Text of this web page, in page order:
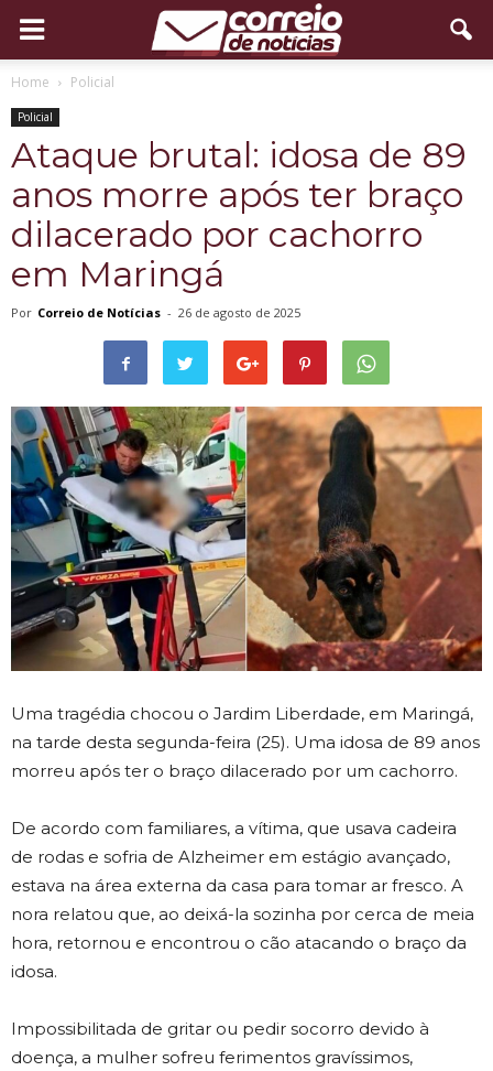
Home Policial
Policial
Ataque brutal: idosa de 89
anos morre após ter braço
dilacerado por cachorro
em Maringá
Por Correio de Notícias - 26 de agosto de 2025
Uma tragédia chocou o Jardim Liberdade, em Maringá,
na tarde desta segunda-feira (25). Uma idosa de 89 anos
morreu após ter o braço dilacerado por um cachorro.
De acordo com familiares, a vítima, que usava cadeira
de rodas e sofria de Alzheimer em estágio avançado,
estava na área externa da casa para tomar ar fresco. A
nora relatou que, ao deixá-la sozinha por cerca de meia
hora, retornou e encontrou o cão atacando o braço da
idosa.
Impossibilitada de gritar ou pedir socorro devido à
doença, a mulher sofreu ferimentos gravíssimos,